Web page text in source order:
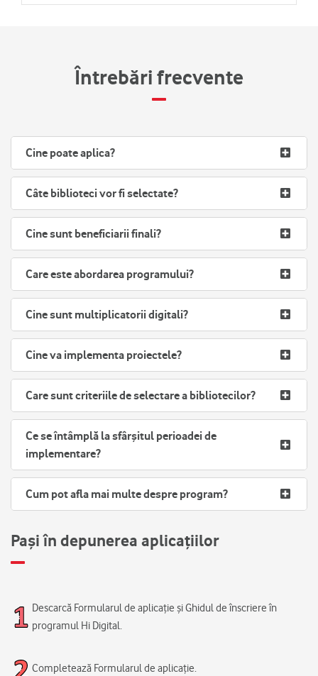
Întrebări frecvente​
Cine poate aplica?
Câte biblioteci vor fi selectate?
Cine sunt beneficiarii finali?
Care este abordarea programului?
Cine sunt multiplicatorii digitali?
Cine va implementa proiectele?
Care sunt criteriile de selectare a bibliotecilor?
Ce se întâmplă la sfârșitul perioadei de
implementare?
Cum pot afla mai multe despre program?
Pași în depunerea aplicațiilor
Descarcă Formularul de aplicație și Ghidul de înscriere în
programul Hi Digital.
Completează Formularul de aplicație.